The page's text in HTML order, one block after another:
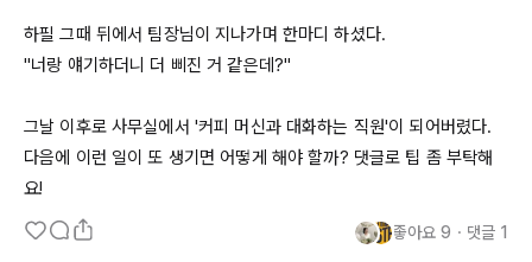
하필 그때 뒤에서 팀장님이 지나가며 한마디 하셨다.
"너랑 얘기하더니 더 삐진 거 같은데?"
그날 이후로 사무실에서 '커피 머신과 대화하는 직원'이 되어버렸다.
다음에 이런 일이 또 생기면 어떻게 해야 할까? 댓글로 팁 좀 부탁해
요!
좋아요 9 ・ 댓글 1